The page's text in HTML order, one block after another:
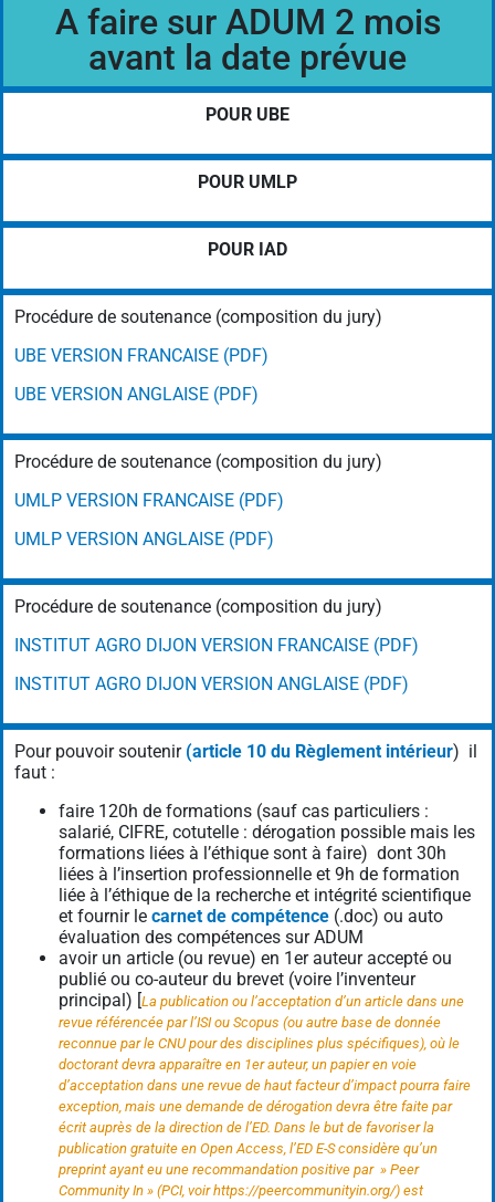
A faire sur ADUM 2 mois
avant la date prévue
POUR UBE
POUR UMLP
POUR IAD
Procédure de soutenance (composition du jury)
UBE VERSION FRANCAISE (PDF)
UBE VERSION ANGLAISE (PDF)
Procédure de soutenance (composition du jury)
UMLP VERSION FRANCAISE (PDF)
UMLP VERSION ANGLAISE (PDF)
Procédure de soutenance (composition du jury)
INSTITUT AGRO DIJON VERSION FRANCAISE (PDF)
INSTITUT AGRO DIJON VERSION ANGLAISE (PDF)
Pour pouvoir soutenir (article 10 du Règlement intérieur) il
faut :
faire 120h de formations (sauf cas particuliers :
salarié, CIFRE, cotutelle : dérogation possible mais les
formations liées à l’éthique sont à faire) dont 30h
liées à l’insertion professionnelle et 9h de formation
liée à l’éthique de la recherche et intégrité scientifique
et fournir le carnet de compétence (.doc) ou auto
évaluation des compétences sur ADUM
avoir un article (ou revue) en 1er auteur accepté ou
publié ou co-auteur du brevet (voire l’inventeur
principal) [La publication ou l’acceptation d’un article dans une
revue référencée par l’ISI ou Scopus (ou autre base de donnée
reconnue par le CNU pour des disciplines plus spécifiques), où le
doctorant devra apparaître en 1er auteur, un papier en voie
d’acceptation dans une revue de haut facteur d’impact pourra faire
exception, mais une demande de dérogation devra être faite par
écrit auprès de la direction de l’ED. Dans le but de favoriser la
publication gratuite en Open Access, l’ED E-S considère qu’un
preprint ayant eu une recommandation positive par » Peer
Community In » (PCI, voir https://peercommunityin.org/) est